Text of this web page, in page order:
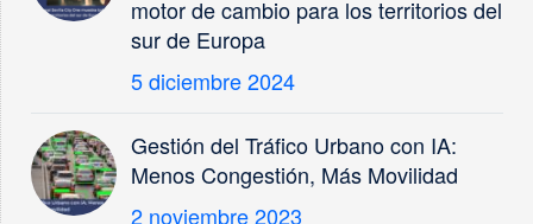
motor de cambio para los territorios del
sur de Europa
5 diciembre 2024
Gestión del Tráfico Urbano con IA:
Menos Congestión, Más Movilidad
2 noviembre 2023